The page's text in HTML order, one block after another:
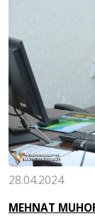
28.04.2024
MЕHNAT